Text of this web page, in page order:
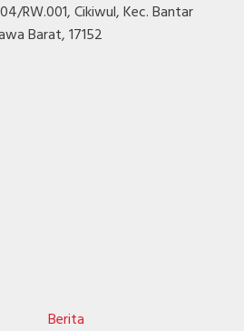
RW.001, Cikiwul, Kec. Bantar
Barat, 17152
Berita